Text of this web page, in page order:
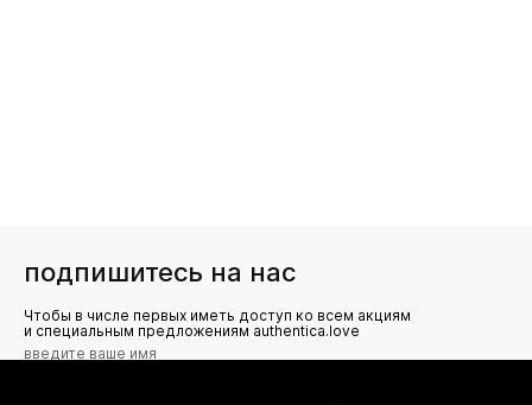
подпишитесь на нас
Чтобы в числе первых иметь доступ ко всем акциям
и специальным предложениям authentica.love